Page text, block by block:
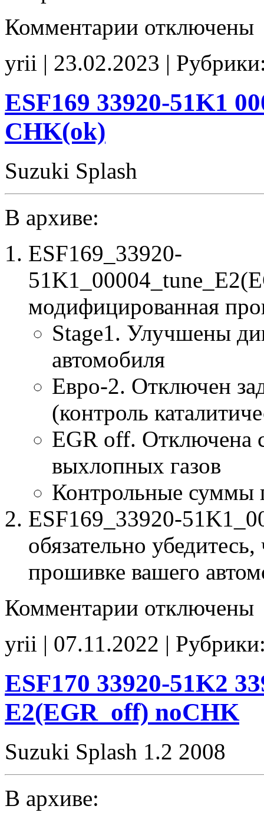
Комментарии записи
51K0
00004
CHK(ok)
отключены
yrii | 23.02.2023 |
ESF169 33920-51K1
CHK(ok)
Suzuki Splash
В архиве:
ESF169_33920-
модифицированная
Stage1. Улучшены
автомобиля
Евро-2. Отключен
(контроль
EGR off. Отключена
выхлопных газов
Контрольные суммы
ESF169_33920-
обязательно
прошивке вашего
Комментарии записи
51K1
00004
E2(EGR_off)
CHK(ok)
отключены
yrii | 07.11.2022 |
ESF170 33920-51K2
E2(EGR_off) noCHK
Suzuki Splash 1.2 2008
В архиве: